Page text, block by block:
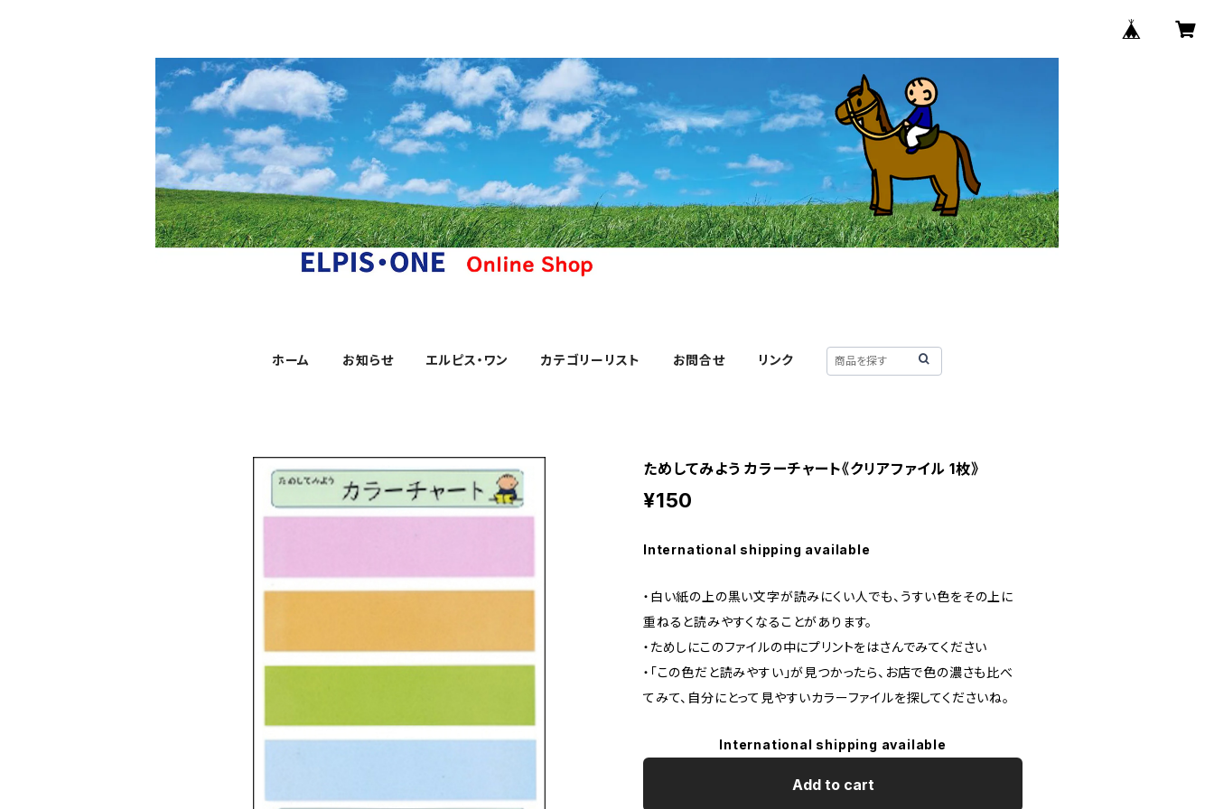
ホーム お知らせ エルピス・ワン カテゴリーリスト お問合せ リンク
ためしてみよう カラーチャート《クリアファイル 1枚》
¥150
International shipping available
・白い紙の上の黒い文字が読みにくい人でも、うすい色をその上に
重ねると読みやすくなることがあります。
・ためしにこのファイルの中にプリントをはさんでみてください
・「この色だと読みやすい」が見つかったら、お店で色の濃さも比べ
てみて、自分にとって見やすいカラーファイルを探してくださいね。
International shipping available
Add to cart